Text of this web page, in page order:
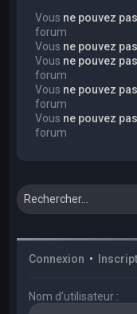
Vous ne pouvez pas
forum
Vous ne pouvez pas
Vous ne pouvez pas
forum
Vous ne pouvez pas
forum
Vous ne pouvez pas
forum
Connexion •
Nom d’utilisateur :